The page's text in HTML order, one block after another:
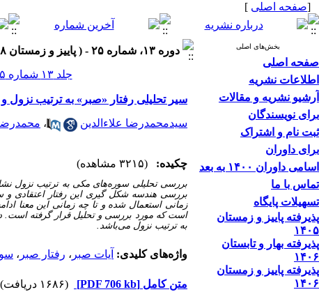
[صفحه اصلی ]
بخش‌های اصلی
صفحه اصلی
اطلاعات نشریه
آرشیو نشریه و مقالات
برای نویسندگان
ثبت نام و اشتراک
برای داوران
اسامی داوران ۱۴۰۰ به بعد
تماس با ما
تسهیلات پایگاه
پذیرفته پاییز و زمستان
۱۴۰۵
پذیرفته بهار و تابستان
۱۴۰۶
پذیرفته پاییز و زمستان
۱۴۰۶
دوره ۱۳، شماره ۲۵ - ( پاییز و زمستان ۱۳۹۸ )
جلد ۱۳ شماره ۲۵ صفحات ۱۹۳-۱۶۵
سیر تحلیلی رفتار «صبر» به ترتیب نزول
سیدمحمدرضا علاءالدین ،
چکیده: (۳۲۱۵ مشاهده)
بررسی تحلیلی سوره‌های مکی به ترتیب نزول
بررسی هندسه شکل گیری این رفتار اعتقادی
زمانی استعمال شده و تا چه زمانی این معنا
است که مورد بررسی و تحلیل قرار گرفته است.
به ترتیب نزول می‌باشد.
واژه‌های کلیدی: آیات صبر ، رفتار صبر ،
متن کامل [PDF 706 kb]
(۱۶۸۶ دریافت)